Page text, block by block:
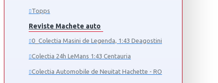
Topps
Reviste Machete auto
0_Colectia Masini de Legenda, 1:43 Deagostini
Colectia 24h LeMans 1:43 Centauria
Colectia Automobile de Neuitat Hachette - RO